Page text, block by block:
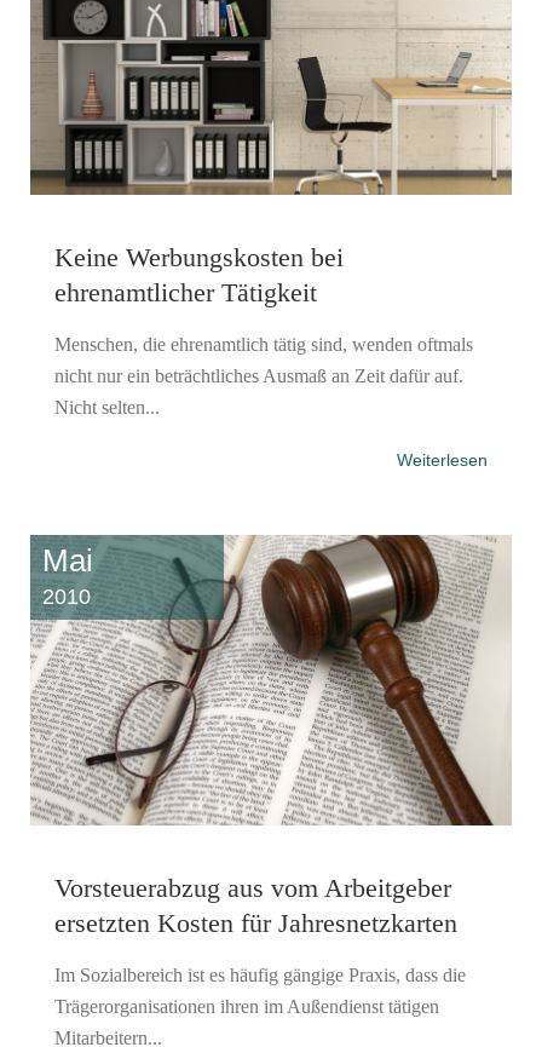
Keine Werbungskosten bei
ehrenamtlicher Tätigkeit
Menschen, die ehrenamtlich tätig sind, wenden oftmals
nicht nur ein beträchtliches Ausmaß an Zeit dafür auf.
Nicht selten...
Weiterlesen
Mai
2010
Vorsteuerabzug aus vom Arbeitgeber
ersetzten Kosten für Jahresnetzkarten
Im Sozialbereich ist es häufig gängige Praxis, dass die
Trägerorganisationen ihren im Außendienst tätigen
Mitarbeitern...